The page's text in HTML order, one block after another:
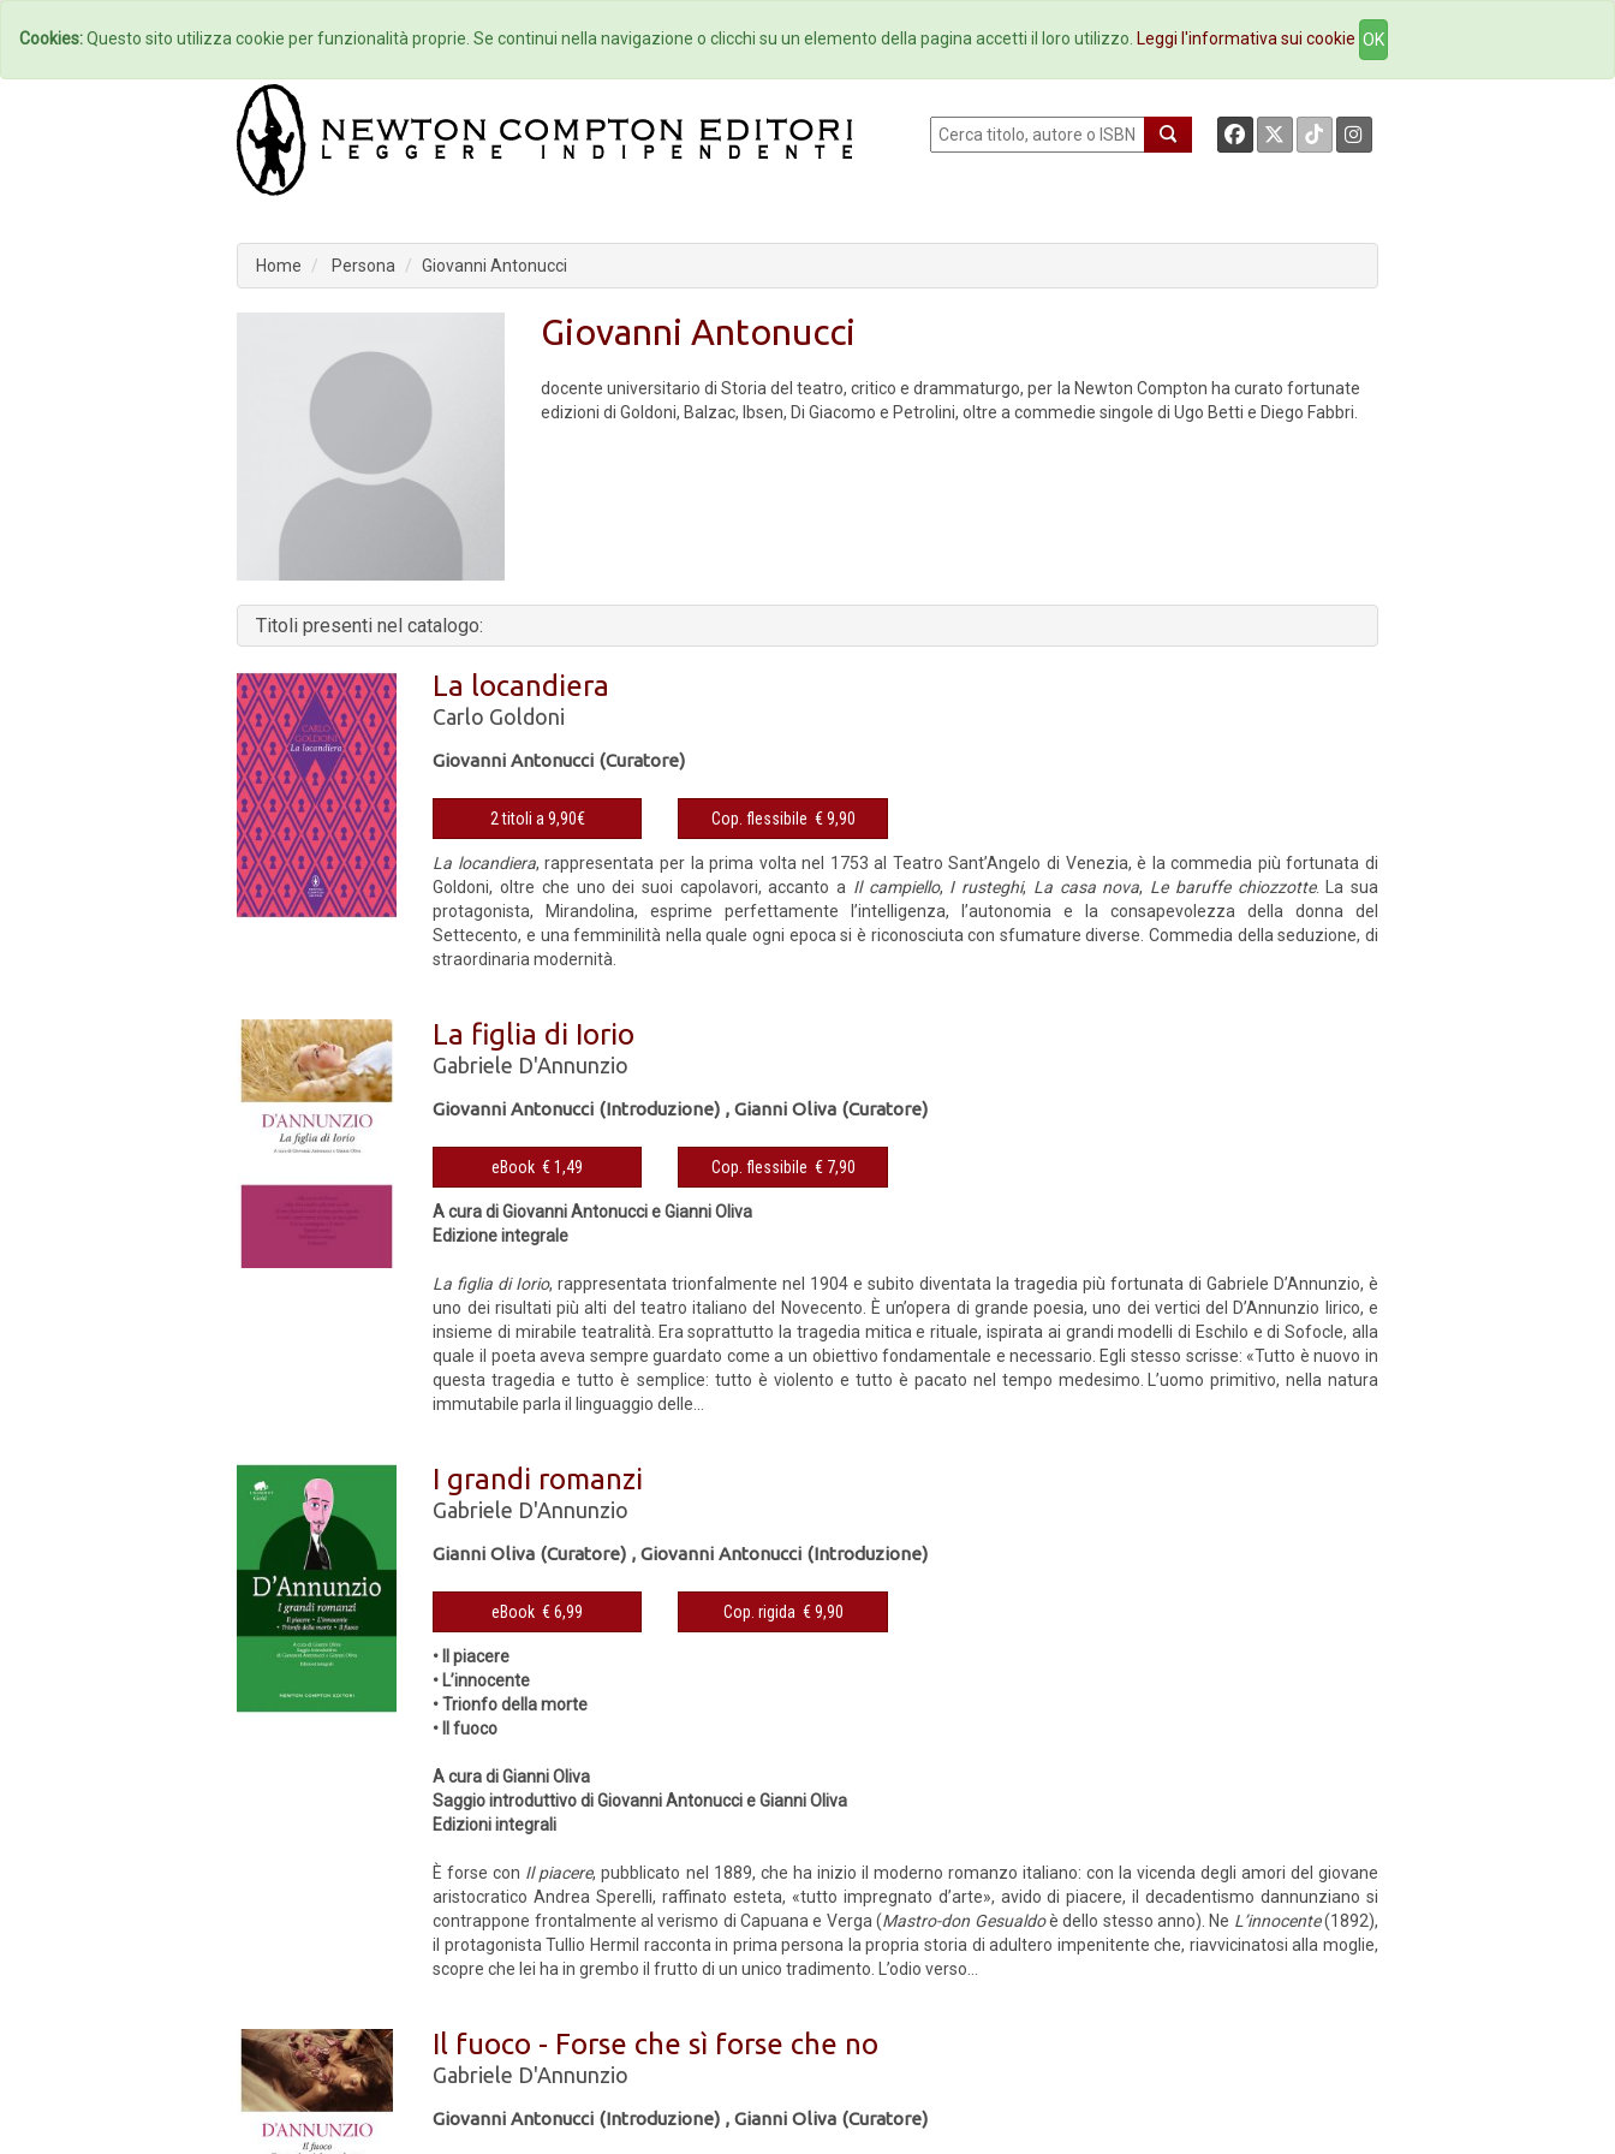
Home Autori Eventi Collane Newsletter Ebookstore Contatti
Home Persona Giovanni Antonucci
Giovanni Antonucci
docente universitario di Storia del teatro, critico e drammaturgo, per la Newton Compton ha curato fortunate
edizioni di Goldoni, Balzac, Ibsen, Di Giacomo e Petrolini, oltre a commedie singole di Ugo Betti e Diego Fabbri.
Titoli presenti nel catalogo:
La locandiera
Carlo Goldoni
Giovanni Antonucci (Curatore)
2 titoli a 9,90€ Cop. flessibile € 9,90
La locandiera, rappresentata per la prima volta nel 1753 al Teatro Sant’Angelo di Venezia, è la commedia più fortunata di
Goldoni, oltre che uno dei suoi capolavori, accanto a Il campiello, I rusteghi, La casa nova, Le baruffe chiozzotte. La sua
protagonista, Mirandolina, esprime perfettamente l’intelligenza, l’autonomia e la consapevolezza della donna del
Settecento, e una femminilità nella quale ogni epoca si è riconosciuta con sfumature diverse. Commedia della seduzione, di
straordinaria modernità.
La figlia di Iorio
Gabriele D'Annunzio
Giovanni Antonucci (Introduzione) ,Gianni Oliva (Curatore)
eBook € 1,49 Cop. flessibile € 7,90
A cura di Giovanni Antonucci e Gianni Oliva
Edizione integrale
La figlia di Iorio, rappresentata trionfalmente nel 1904 e subito diventata la tragedia più fortunata di Gabriele D’Annunzio, è
uno dei risultati più alti del teatro italiano del Novecento. È un’opera di grande poesia, uno dei vertici del D’Annunzio lirico, e
insieme di mirabile teatralità. Era soprattutto la tragedia mitica e rituale, ispirata ai grandi modelli di Eschilo e di Sofocle, alla
quale il poeta aveva sempre guardato come a un obiettivo fondamentale e necessario. Egli stesso scrisse: «Tutto è nuovo in
questa tragedia e tutto è semplice: tutto è violento e tutto è pacato nel tempo medesimo. L’uomo primitivo, nella natura
immutabile parla il linguaggio delle...
I grandi romanzi
Gabriele D'Annunzio
Gianni Oliva (Curatore) ,Giovanni Antonucci (Introduzione)
eBook € 6,99 Cop. rigida € 9,90
• Il piacere
• L’innocente
• Trionfo della morte
• Il fuoco
A cura di Gianni Oliva
Saggio introduttivo di Giovanni Antonucci e Gianni Oliva
Edizioni integrali
È forse con Il piacere, pubblicato nel 1889, che ha inizio il moderno romanzo italiano: con la vicenda degli amori del giovane
aristocratico Andrea Sperelli, raffinato esteta, «tutto impregnato d’arte», avido di piacere, il decadentismo dannunziano si
contrappone frontalmente al verismo di Capuana e Verga (Mastro-don Gesualdoè dello stesso anno). Ne L’innocente(1892),
il protagonista Tullio Hermil racconta in prima persona la propria storia di adultero impenitente che, riavvicinatosi alla moglie,
scopre che lei ha in grembo il frutto di un unico tradimento. L’odio verso...
Il fuoco - Forse che sì forse che no
Gabriele D'Annunzio
Giovanni Antonucci (Introduzione) ,Gianni Oliva (Curatore)
Cookies:Questo sito utilizza cookie per funzionalità proprie. Se continui nella navigazione o clicchi su un elemento della pagina accetti il loro utilizzo. Leggi l'informativa sui cookie OK